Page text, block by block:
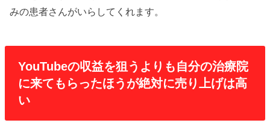
みの患者さんがいらしてくれます。
YouTubeの収益を狙うよりも自分の治療院
に来てもらったほうが絶対に売り上げは高
い